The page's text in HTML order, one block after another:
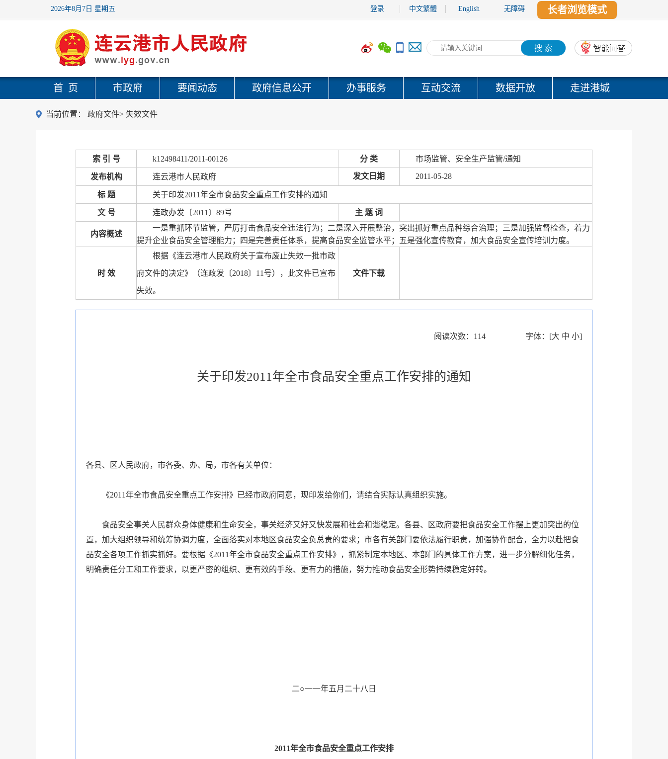
2026年8月7日 星期五 登录 中文繁體 English 无障碍 长者浏览模式
搜 索
首 页 市政府 要闻动态 政府信息公开 办事服务 互动交流 数据开放 走进港城
当前位置： 政府文件> 失效文件
索 引 号 k12498411/2011-00126 分 类 市场监管、安全生产监管/通知
发布机构 连云港市人民政府 发文日期 2011-05-28
标 题 关于印发2011年全市食品安全重点工作安排的通知
文 号 连政办发〔2011〕89号 主 题 词
内容概述
一是重抓环节监管，严厉打击食品安全违法行为；二是深入开展整治，突出抓好重点品种综合治理；三是加强监督检查，着力
提升企业食品安全管理能力；四是完善责任体系，提高食品安全监管水平；五是强化宣传教育，加大食品安全宣传培训力度。
时 效
根据《连云港市人民政府关于宣布废止失效一批市政
府文件的决定》（连政发〔2018〕11号），此文件已宣布
失效。
文件下载
阅读次数： 114 字体： [大 中 小]
关于印发2011年全市食品安全重点工作安排的通知
各县、区人民政府，市各委、办、局，市各有关单位：
《2011年全市食品安全重点工作安排》已经市政府同意，现印发给你们，请结合实际认真组织实施。
食品安全事关人民群众身体健康和生命安全，事关经济又好又快发展和社会和谐稳定。各县、区政府要把食品安全工作摆上更加突出的位
置，加大组织领导和统筹协调力度，全面落实对本地区食品安全负总责的要求；市各有关部门要依法履行职责，加强协作配合，全力以赴把食
品安全各项工作抓实抓好。要根据《2011年全市食品安全重点工作安排》，抓紧制定本地区、本部门的具体工作方案，进一步分解细化任务，
明确责任分工和工作要求，以更严密的组织、更有效的手段、更有力的措施，努力推动食品安全形势持续稳定好转。
二○一一年五月二十八日
2011年全市食品安全重点工作安排